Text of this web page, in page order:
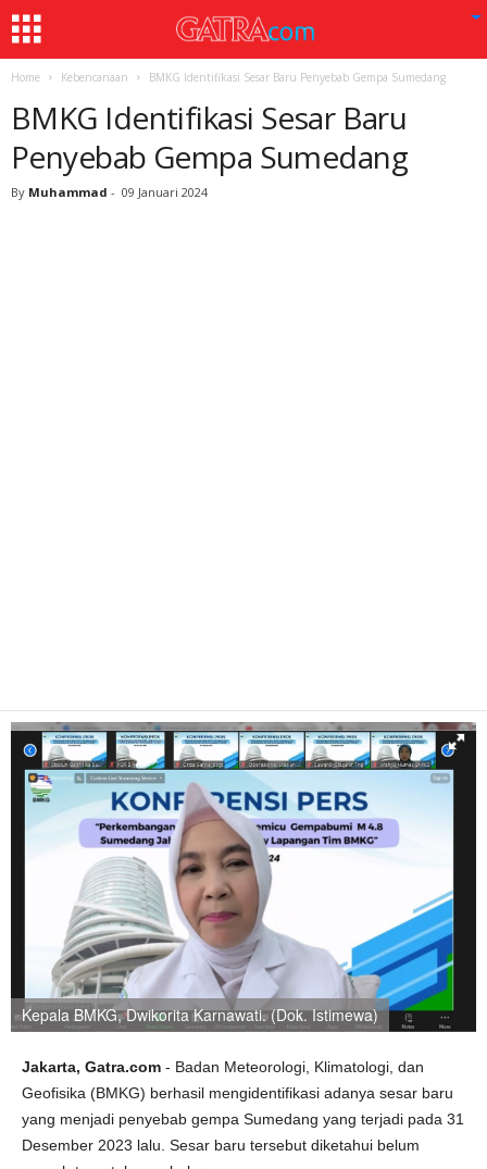
Home Kebencanaan BMKG Identifikasi Sesar Baru Penyebab Gempa Sumedang
BMKG Identifikasi Sesar Baru
Penyebab Gempa Sumedang
By Muhammad - 09 Januari 2024
Kepala BMKG, Dwikorita Karnawati. (Dok. Istimewa)
Jakarta, Gatra.com - Badan Meteorologi, Klimatologi, dan
Geofisika (BMKG) berhasil mengidentifikasi adanya sesar baru
yang menjadi penyebab gempa Sumedang yang terjadi pada 31
Desember 2023 lalu. Sesar baru tersebut diketahui belum